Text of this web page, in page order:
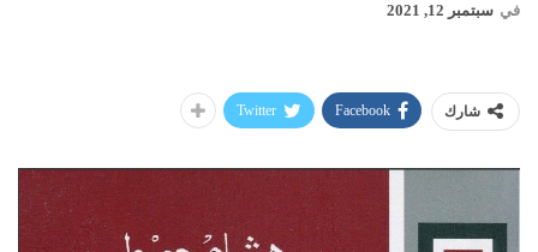
في سبتمبر 12, 2021
شارك Facebook
Twitter